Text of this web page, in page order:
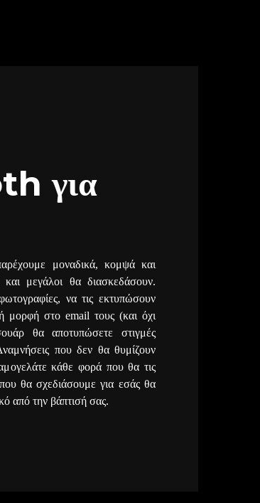
για
μοναδικά, κομψά και
μεγάλοι θα διασκεδάσουν.
να τις εκτυπώσουν
μορφή στο email τους (και όχι
θα αποτυπώσετε στιγμές
που δεν θα θυμίζουν
κάθε φορά που θα τις
θα σχεδιάσουμε για εσάς θα
από την βάπτισή σας.